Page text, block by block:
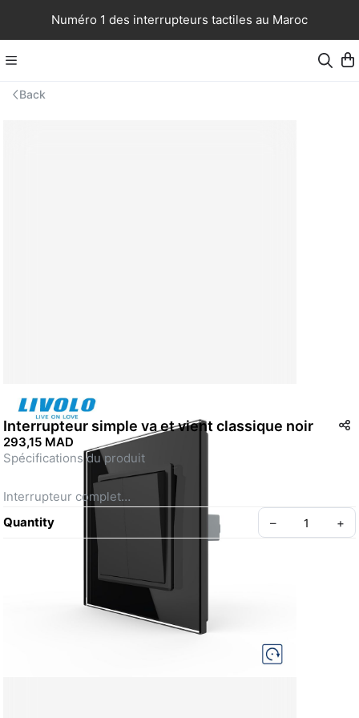
Numéro 1 des interrupteurs tactiles au Maroc
Back
Interrupteur simple va et vient classique noir
293,15 MAD
Spécifications du produit
Interrupteur complet
Marque : Livolo
Type d'article : Interrupteurs design
panneau simple case vide
Caractéristiques : 1 commande / 2 voies
Garantie : 2 ans
Quantity – +
Create your Take App